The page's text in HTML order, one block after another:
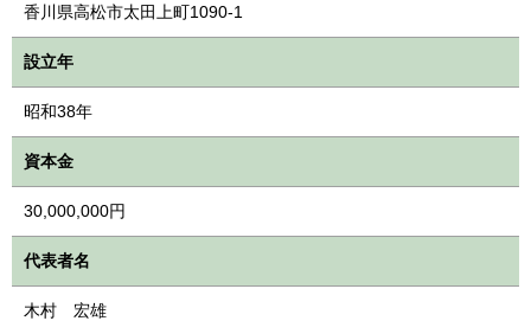
香川県高松市太田上町1090-1
設立年
昭和38年
資本金
30,000,000円
代表者名
木村 宏雄